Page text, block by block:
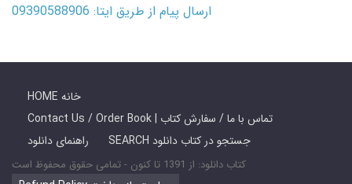
ارسال پیام از طریق ایتا: 09390588906
HOME خانه
Contact Us / Order Book | تماس با ما / سفارش کتاب
راهنمای دانلود
SEARCH جستجو در کتاب دانلود
کتاب دانلود: از 1391 تا کنون - تمامی حقوق محفوظ است